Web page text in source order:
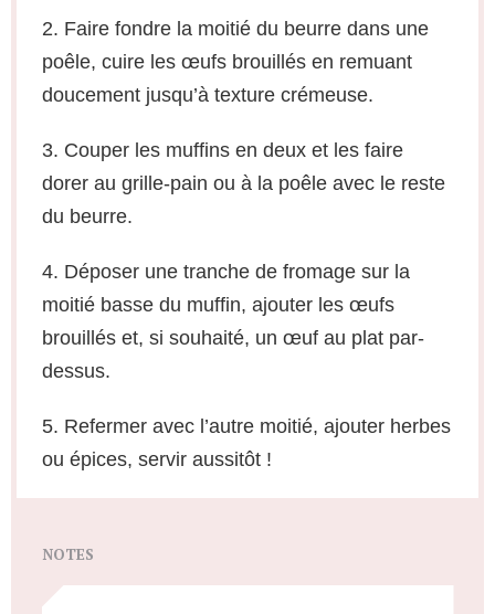
2. Faire fondre la moitié du beurre dans une
poêle, cuire les œufs brouillés en remuant
doucement jusqu’à texture crémeuse.
3. Couper les muffins en deux et les faire
dorer au grille-pain ou à la poêle avec le reste
du beurre.
4. Déposer une tranche de fromage sur la
moitié basse du muffin, ajouter les œufs
brouillés et, si souhaité, un œuf au plat par-
dessus.
5. Refermer avec l’autre moitié, ajouter herbes
ou épices, servir aussitôt !
NOTES